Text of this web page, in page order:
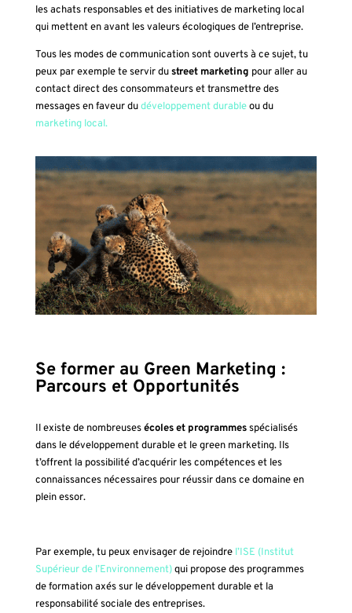
les achats responsables et des initiatives de marketing local
qui mettent en avant les valeurs écologiques de l’entreprise.
Tous les modes de communication sont ouverts à ce sujet, tu
peux par exemple te servir dustreet marketing pour aller au
contact direct des consommateurs et transmettre des
messages en faveur dudéveloppement durableou du
marketing local.
Se former au Green Marketing :
Parcours et Opportunités
Il existe de nombreusesécoles et programmesspécialisés
dans le développement durable et le green marketing. Ils
t’offrent la possibilité d’acquérir les compétences et les
connaissances nécessaires pour réussir dans ce domaine en
plein essor.
Par exemple, tu peux envisager de rejoindrel’ISE (Institut
Supérieur de l’Environnement)qui propose des programmes
de formation axés sur le développement durable et la
responsabilité sociale des entreprises.